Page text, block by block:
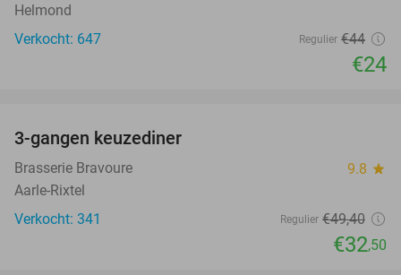
Helmond
Verkocht: 647
Regulier €44
€24
3-gangen keuzediner
Brasserie Bravoure 9.8 star
Aarle-Rixtel
Verkocht: 341
Regulier €49,40
€32,50